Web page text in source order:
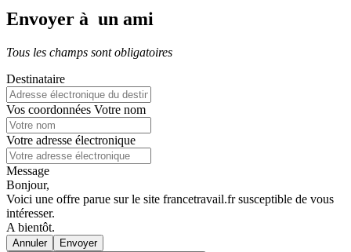
Envoyer à un ami
Tous les champs sont obligatoires
Destinataire
Vos coordonnées Votre nom
Votre adresse électronique
Message
Bonjour,
Voici une offre parue sur le site francetravail.fr susceptible de vous
intéresser.
A bientôt.
Annuler